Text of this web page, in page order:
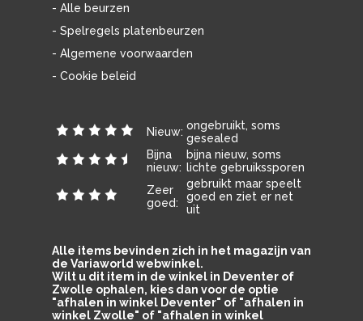
- Alle beurzen
- Spelregels platenbeurzen
- Algemene voorwaarden
- Cookie beleid
Nieuw: ongebruikt, soms
gesealed
Bijna
nieuw:
bijna nieuw, soms
lichte gebruikssporen
Zeer
goed:
gebruikt maar speelt
goed en ziet er net
uit
Alle items bevinden zich in het magazijn van
de Variaworld webwinkel.
Wilt u dit item in de winkel in Deventer of
Zwolle ophalen, kies dan voor de optie
"afhalen in winkel Deventer" of "afhalen in
winkel Zwolle" of "afhalen in winkel